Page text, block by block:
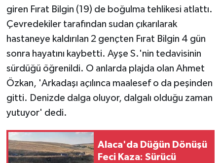
giren Fırat Bilgin (19) de boğulma tehlikesi atlattı.
Çevredekiler tarafından sudan çıkarılarak
hastaneye kaldırılan 2 gençten Fırat Bilgin 4 gün
sonra hayatını kaybetti. Ayşe S.'nin tedavisinin
sürdüğü öğrenildi. O anlarda plajda olan Ahmet
Özkan, 'Arkadaşı açılınca maalesef o da peşinden
gitti. Denizde dalga oluyor, dalgalı olduğu zaman
yutuyor' dedi.
Alaca'da Düğün Dönüşü
Feci Kaza: Sürücü
Spor
Vasıta
Yaşam